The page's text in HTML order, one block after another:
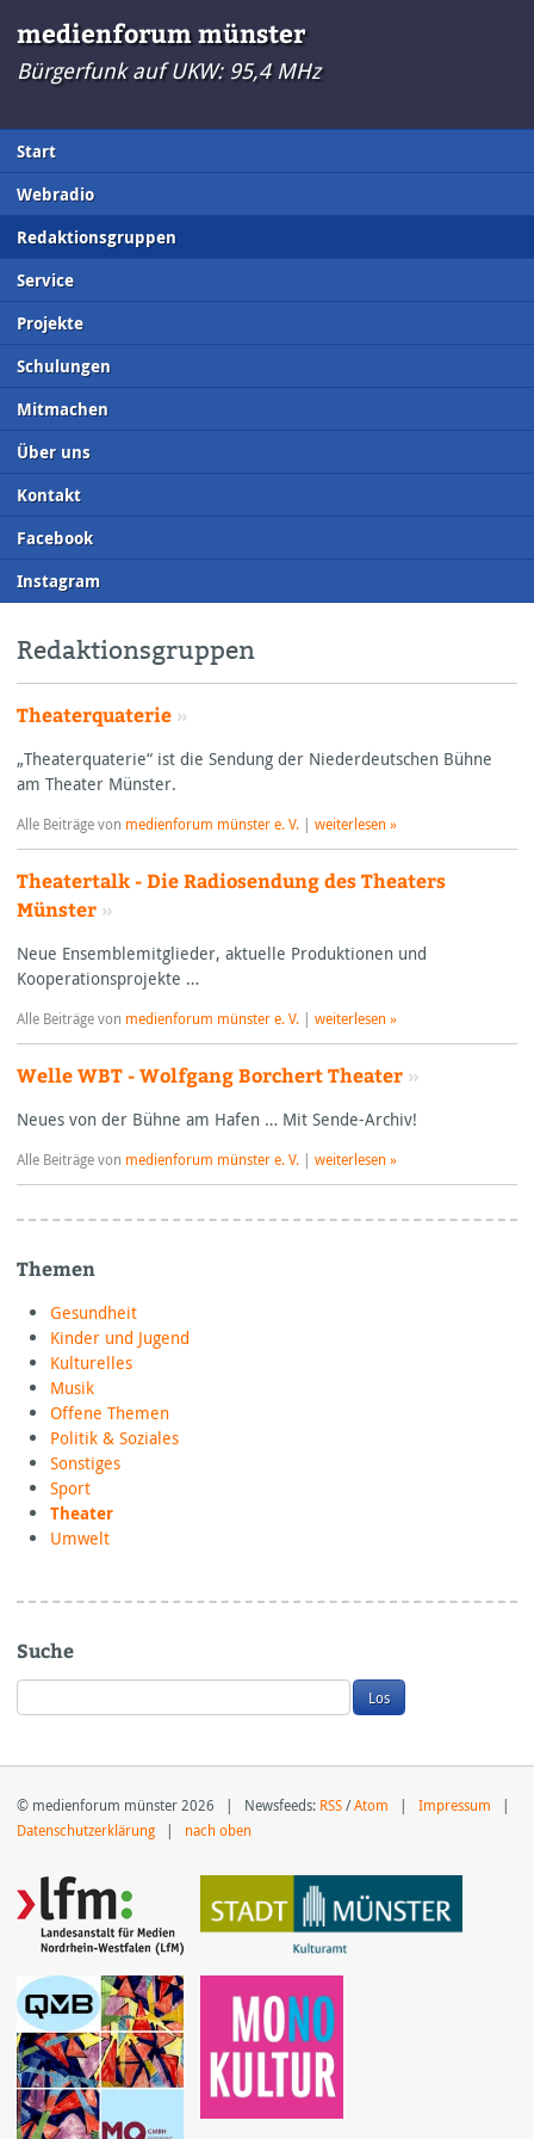
medienforum münster
Bürgerfunk auf UKW: 95,4 MHz
Start
Webradio
Redaktionsgruppen
Service
Projekte
Schulungen
Mitmachen
Über uns
Kontakt
Facebook
Instagram
Redaktionsgruppen
Theaterquaterie »
„Theaterquaterie“ ist die Sendung der Niederdeutschen Bühne
am Theater Münster.
Alle Beiträge von medienforum münster e. V. | weiterlesen »
Theatertalk - Die Radiosendung des Theaters
Münster »
Neue Ensemblemitglieder, aktuelle Produktionen und
Kooperationsprojekte …
Alle Beiträge von medienforum münster e. V. | weiterlesen »
Welle WBT - Wolfgang Borchert Theater »
Neues von der Bühne am Hafen … Mit Sende-Archiv!
Alle Beiträge von medienforum münster e. V. | weiterlesen »
Themen
Gesundheit
Kinder und Jugend
Kulturelles
Musik
Offene Themen
Politik & Soziales
Sonstiges
Sport
Theater
Umwelt
Suche
© medienforum münster 2026 | Newsfeeds: RSS/Atom | Impressum |
Datenschutzerklärung | nach oben